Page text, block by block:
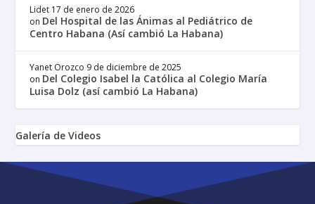
Lidet 17 de enero de 2026
on Del Hospital de las Ánimas al Pediátrico de
Centro Habana (Así cambió La Habana)
Yanet Orozco 9 de diciembre de 2025
on Del Colegio Isabel la Católica al Colegio María
Luisa Dolz (así cambió La Habana)
Galería de Videos